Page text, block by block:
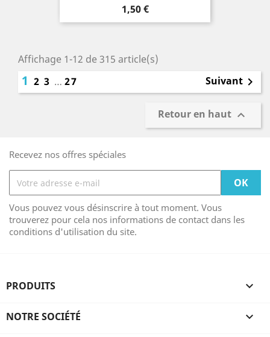
Prix
1,50 €
Affichage 1-12 de 315 article(s)
1 2 3 … 27 Suivant 
Retour en haut 
Recevez nos offres spéciales
Vous pouvez vous désinscrire à tout moment. Vous
trouverez pour cela nos informations de contact dans les
conditions d'utilisation du site.
PRODUITS 
NOTRE SOCIÉTÉ 